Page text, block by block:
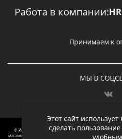
Этот сайт
сделать
Работа в компании:
Принимаем к
МЫ В
© Интернет-магазин напольных покрытий Олимп
магазин, вы даете согласие на обработку ваших